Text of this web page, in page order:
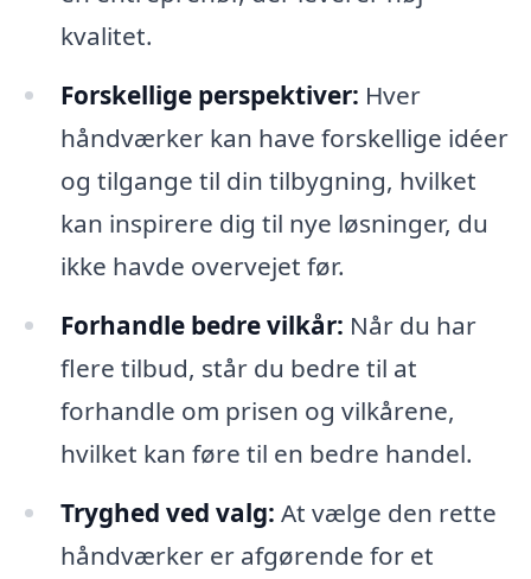
kvalitet.
Forskellige perspektiver: Hver
håndværker kan have forskellige idéer
og tilgange til din tilbygning, hvilket
kan inspirere dig til nye løsninger, du
ikke havde overvejet før.
Forhandle bedre vilkår: Når du har
flere tilbud, står du bedre til at
forhandle om prisen og vilkårene,
hvilket kan føre til en bedre handel.
Tryghed ved valg: At vælge den rette
håndværker er afgørende for et